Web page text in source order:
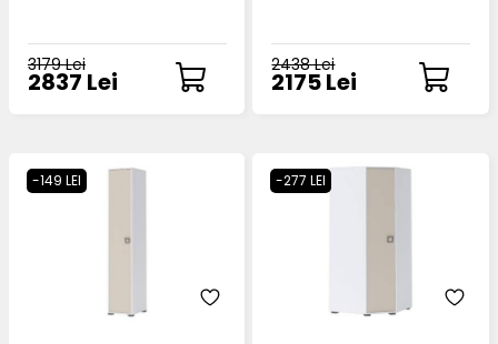
3179 Lei
2837 Lei
2438 Lei
2175 Lei
-149 LEI -277 LEI